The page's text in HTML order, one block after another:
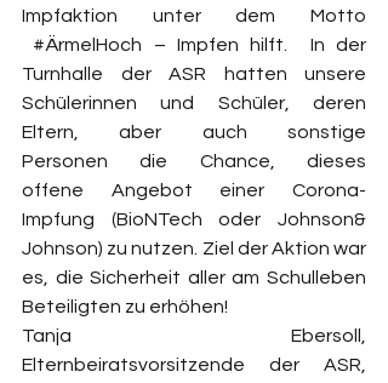
Impfaktion unter dem Motto
#ÄrmelHoch – Impfen hilft.  In der
Turnhalle der ASR hatten unsere
Schülerinnen und Schüler, deren
Eltern,   aber   auch   sonstige
Personen   die   Chance,   dieses
offene   Angebot   einer   Corona-
Impfung (BioNTech oder Johnson&
Johnson) zu nutzen. Ziel der Aktion war
es, die Sicherheit aller am Schulleben
Beteiligten zu erhöhen!
Tanja Ebersoll,
Elternbeiratsvorsitzende der ASR,